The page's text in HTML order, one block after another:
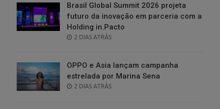
Brasil Global Summit 2026 projeta
futuro da inovação em parceria com a
Holding in.Pacto
POSTED
2 DIAS ATRÁS
OPPO e Asia lançam campanha
estrelada por Marina Sena
POSTED
2 DIAS ATRÁS